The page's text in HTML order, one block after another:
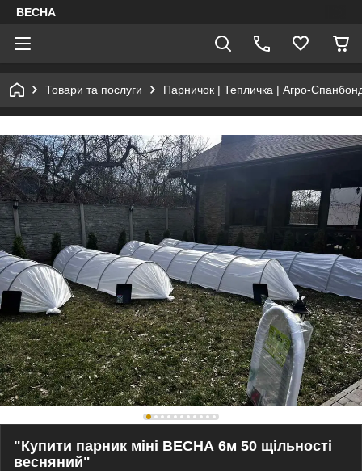
ВЕСНА
Товари та послуги Парничок | Тепличка | Агро-
"Купити парник міні ВЕСНА 6м 50 щільності
весняний"